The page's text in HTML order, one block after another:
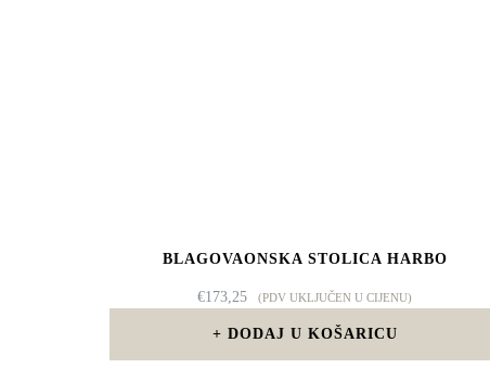
BLAGOVAONSKA STOLICA HARBO
€173,25 (PDV UKLJUČEN U CIJENU)
DODAJ U KOŠARICU